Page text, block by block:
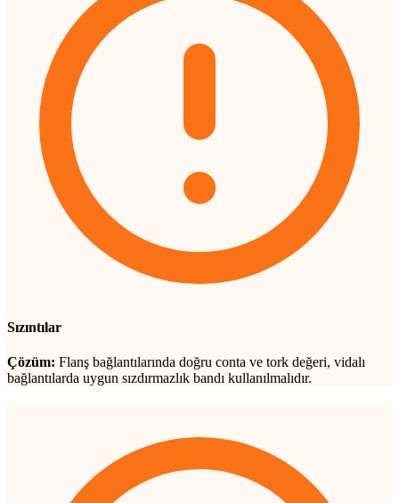
Sızıntılar
Çözüm: Flanş bağlantılarında doğru conta ve tork değeri, vidalı
bağlantılarda uygun sızdırmazlık bandı kullanılmalıdır.